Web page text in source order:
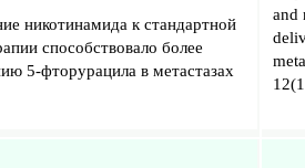
никотинамида к стандартной
способствовало более
5-фторурацила в метастазах
and